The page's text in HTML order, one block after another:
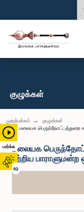
பார்க்க
02
குழுக்கள்
முதற்பக்கம்
குழுக்கள்
மலையக பெருந்தோட்டத்துறை
மலையக
பற்றிய